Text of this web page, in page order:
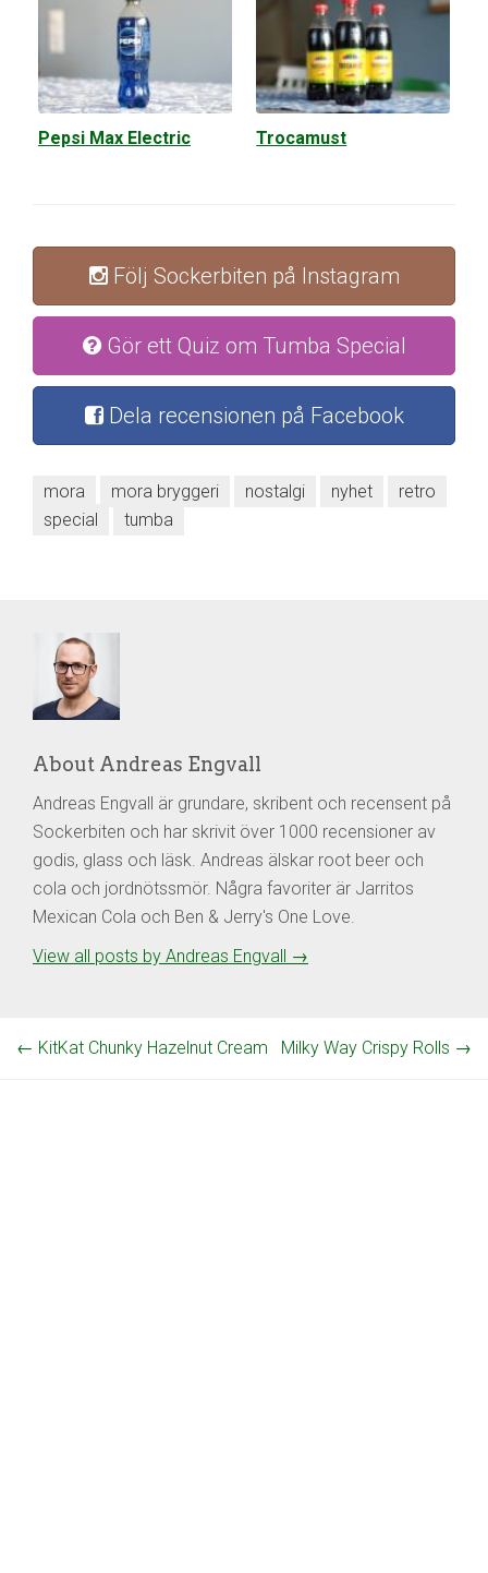
Pepsi Max Electric Trocamust
Följ Sockerbiten på Instagram
Gör ett Quiz om Tumba Special
Dela recensionen på Facebook
mora mora bryggeri nostalgi nyhet
retro
special
tumba
About Andreas Engvall
Andreas Engvall är grundare, skribent och recensent på
Sockerbiten och har skrivit över 1000 recensioner av
godis, glass och läsk. Andreas älskar root beer och
cola och jordnötssmör. Några favoriter är Jarritos
Mexican Cola och Ben & Jerry's One Love.
View all posts by Andreas Engvall →
← KitKat Chunky Hazelnut Cream Milky Way Crispy Rolls →